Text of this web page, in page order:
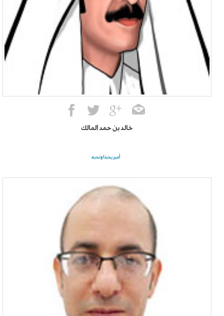
خالد بن حمد المالك
أمير يحبنا ونحبه